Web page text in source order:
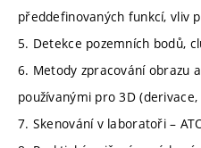
předdefinovaných funkcí, vliv
5. Detekce pozemních bodů,
6. Metody zpracování obrazu
používanými pro 3D
7. Skenování v laboratoři –